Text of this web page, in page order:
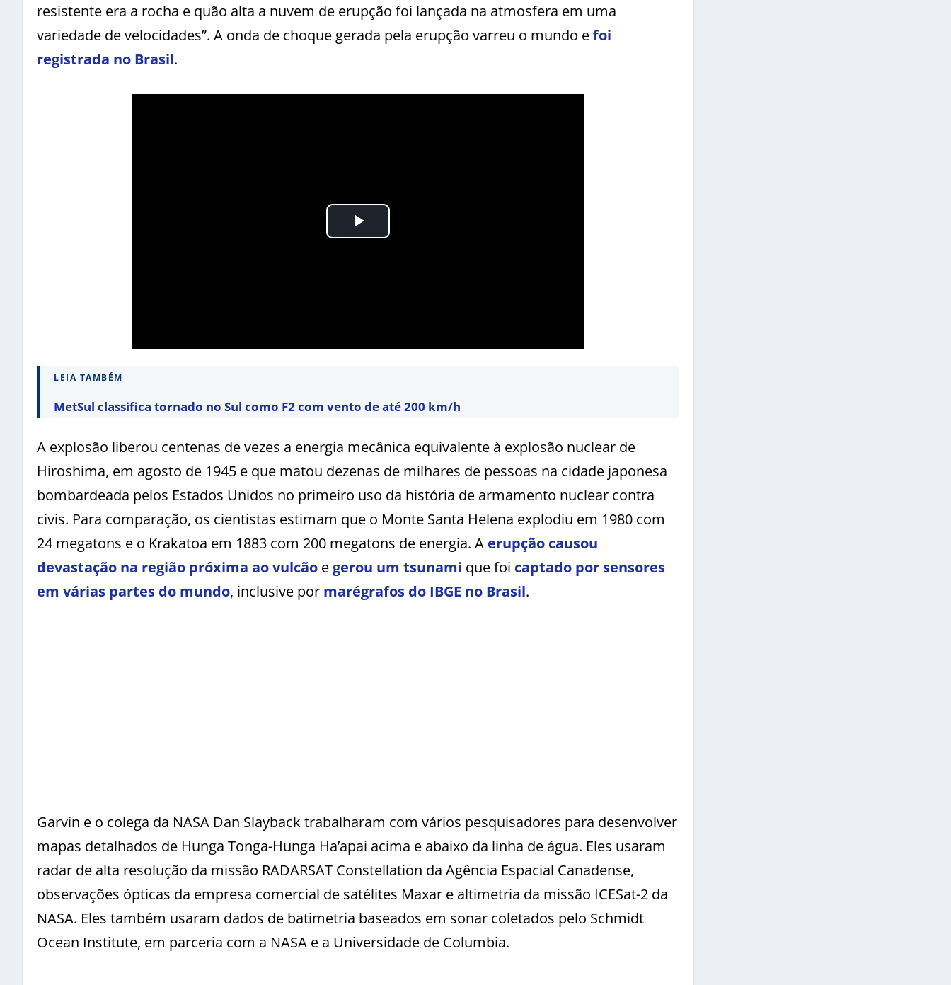
resistente era a rocha e quão alta a nuvem de erupção foi lançada na atmosfera em uma
variedade de velocidades”. A onda de choque gerada pela erupção varreu o mundo efoi
registrada no Brasil.
LEIA TAMBÉM
MetSul classifica tornado no Sul como F2 com vento de até 200 km/h
A explosão liberou centenas de vezes a energia mecânica equivalente à explosão nuclear de
Hiroshima, em agosto de 1945 e que matou dezenas de milhares de pessoas na cidade japonesa
bombardeada pelos Estados Unidos no primeiro uso da história de armamento nuclear contra
civis. Para comparação, os cientistas estimam que o Monte Santa Helena explodiu em 1980 com
24 megatons e o Krakatoa em 1883 com 200 megatons de energia. A erupção causou
devastação na região próxima ao vulcão e gerou um tsunami que foi captado por sensores
em várias partes do mundo, inclusive por marégrafos do IBGE no Brasil.
Garvin e o colega da NASA Dan Slayback trabalharam com vários pesquisadores para desenvolver
mapas detalhados de Hunga Tonga-Hunga Ha’apai acima e abaixo da linha de água. Eles usaram
radar de alta resolução da missão RADARSAT Constellation da Agência Espacial Canadense,
observações ópticas da empresa comercial de satélites Maxar e altimetria da missão ICESat-2 da
NASA. Eles também usaram dados de batimetria baseados em sonar coletados pelo Schmidt
Ocean Institute, em parceria com a NASA e a Universidade de Columbia.